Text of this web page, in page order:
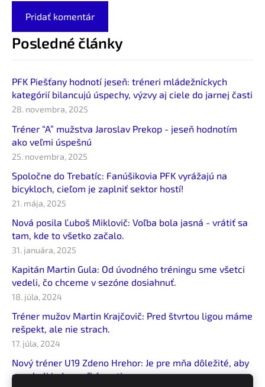
Posledné články
PFK Piešťany hodnotí jeseň: tréneri mládežníckych
kategórií bilancujú úspechy, výzvy aj ciele do jarnej časti
28. novembra, 2025
Tréner “A” mužstva Jaroslav Prekop - jeseň hodnotím
ako veľmi úspešnú
25. novembra, 2025
Spoločne do Trebatíc: Fanúšikovia PFK vyrážajú na
bicykloch, cieľom je zaplniť sektor hostí!
21. mája, 2025
Nová posila Ľuboš Miklovič: Voľba bola jasná - vrátiť sa
tam, kde to všetko začalo.
31. januára, 2025
Kapitán Martin Gula: Od úvodného tréningu sme všetci
vedeli, čo chceme v sezóne dosiahnuť.
18. júla, 2024
Tréner mužov Martin Krajčovič: Pred štvrtou ligou máme
rešpekt, ale nie strach.
17. júla, 2024
Nový tréner U19 Zdeno Hrehor: Je pre mňa dôležité, aby
sme boli jedna veľká partia